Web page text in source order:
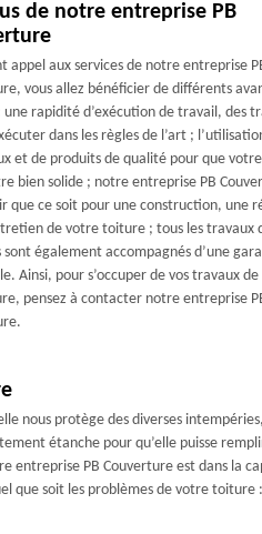
de notre entreprise PB
appel aux services de notre entreprise
vous allez bénéficier de différents
une rapidité d’exécution de travail, des
dans les règles de l’art ;
et de produits de qualité pour que
bien solide ; notre entreprise PB
que ce soit pour une construction, une
de votre toiture ; tous les travaux
sont également accompagnés d’une
Ainsi, pour s’occuper de vos travaux de
pensez à contacter notre entreprise
nous protège des diverses
étanche pour qu’elle puisse
entreprise PB Couverture est dans la
que soit les problèmes de votre toiture